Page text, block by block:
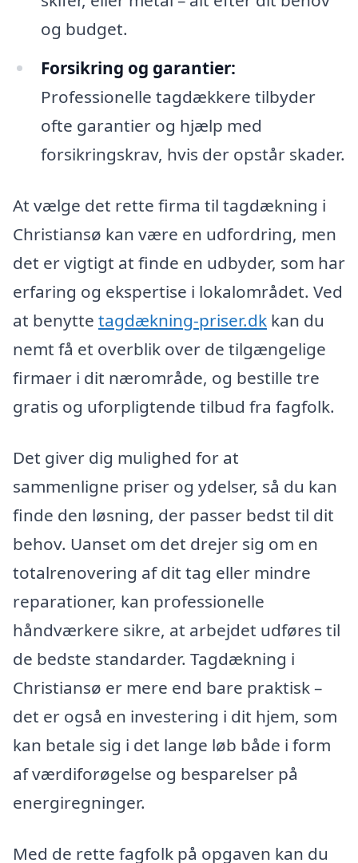
og budget.
Forsikring og garantier:
Professionelle tagdækkere tilbyder
ofte garantier og hjælp med
forsikringskrav, hvis der opstår skader.
At vælge det rette firma til tagdækning i
Christiansø kan være en udfordring, men
det er vigtigt at finde en udbyder, som har
erfaring og ekspertise i lokalområdet. Ved
at benytte tagdækning-priser.dk kan du
nemt få et overblik over de tilgængelige
firmaer i dit nærområde, og bestille tre
gratis og uforpligtende tilbud fra fagfolk.
Det giver dig mulighed for at
sammenligne priser og ydelser, så du kan
finde den løsning, der passer bedst til dit
behov. Uanset om det drejer sig om en
totalrenovering af dit tag eller mindre
reparationer, kan professionelle
håndværkere sikre, at arbejdet udføres til
de bedste standarder. Tagdækning i
Christiansø er mere end bare praktisk –
det er også en investering i dit hjem, som
kan betale sig i det lange løb både i form
af værdiforøgelse og besparelser på
energiregninger.
Med de rette fagfolk på opgaven kan du